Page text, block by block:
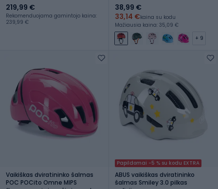
219,99 €
Rekomenduojama gamintojo kaina:
239,99 €
38,99 €
33,14 €kaina su kodu
Mažiausia kaina: 35,09 €
+ 9
Vaikiškas dviratininko šalmas
POC POCito Omne MIPS
Papildomai -5 % su kodu EXTRA
ABUS vaikiškas dviratininko
šalmas Smiley 3.0 pilkas